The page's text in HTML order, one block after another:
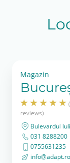
Magazin
reviews)
Bulevardul
031 8288200
0755631235
info@adapt.ro